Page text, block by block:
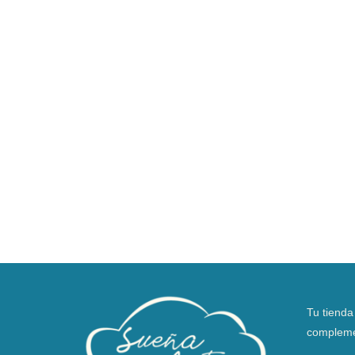
Tu